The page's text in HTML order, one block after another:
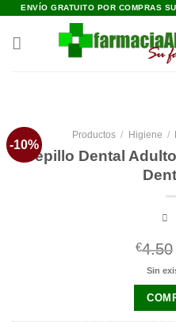
Saltar
contenido
ENVÍO GRATUITO POR COMPRAS
-10%
Productos / Higiene /
Cepillo Dental
€4.50
Sin